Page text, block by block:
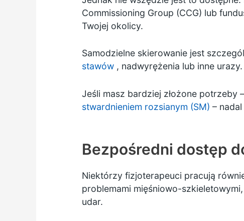
Commissioning Group (CCG) lub
Twojej okolicy.
Samodzielne skierowanie jest
stawów, nadwyrężenia lub inne urazy.
Jeśli masz bardziej złożone potrzeby
stwardnieniem rozsianym (SM) –
Bezpośredni dostęp
Niektórzy fizjoterapeuci pracują
problemami mięśniowo-
udar.